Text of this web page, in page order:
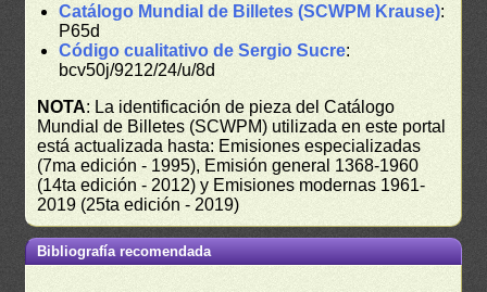
Catálogo Mundial de Billetes (SCWPM Krause):
P65d
Código cualitativo de Sergio Sucre:
bcv50j/9212/24/u/8d
NOTA: La identificación de pieza del Catálogo
Mundial de Billetes (SCWPM) utilizada en este portal
está actualizada hasta: Emisiones especializadas
(7ma edición - 1995), Emisión general 1368-1960
(14ta edición - 2012) y Emisiones modernas 1961-
2019 (25ta edición - 2019)
Bibliografía recomendada